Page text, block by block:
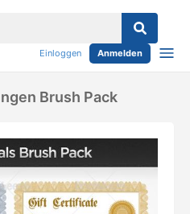
Einloggen Anmelden
Brush Pack